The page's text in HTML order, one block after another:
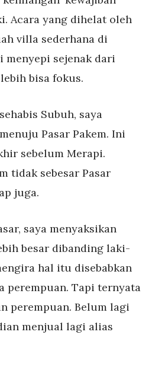
Acara yang dihelat oleh
villa sederhana di
menyepi sejenak dari
bisa fokus.
Subuh, saya
Pasar Pakem. Ini
sebelum Merapi.
tidak sebesar Pasar
juga.
saya menyaksikan
besar dibanding laki-
hal itu disebabkan
perempuan. Tapi ternyata
perempuan. Belum lagi
menjual lagi alias